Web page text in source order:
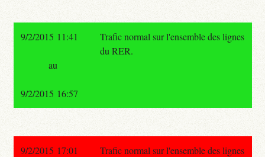
9/2/2015 11:41
Trafic normal sur l'ensemble des lignes
du RER.
au
9/2/2015 16:57
9/2/2015 17:01
Trafic normal sur l'ensemble des lignes